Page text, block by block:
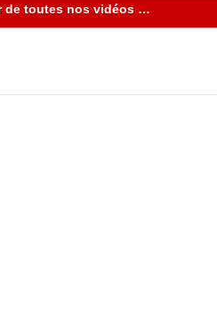
de toutes nos vidéos …